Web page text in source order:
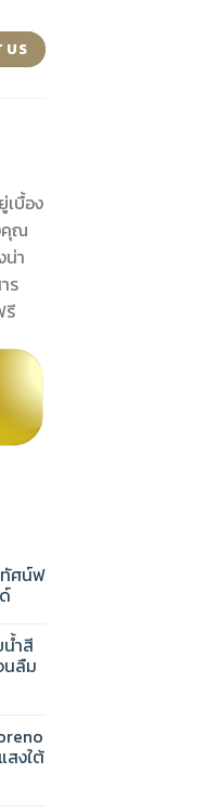
US
บื้อง
คุณ
น่า
ร
รี
ศน์ฟ
น้ำสี
นลืม
งใต้